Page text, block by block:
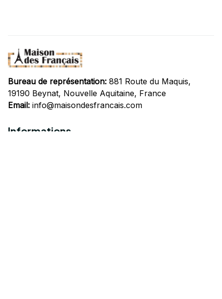
Bureau de représentation: 881 Route du Maquis,
19190 Beynat, Nouvelle Aquitaine, France
Email: info@maisondesfrancais.com
Informations